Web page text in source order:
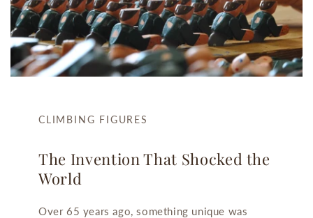
CLIMBING FIGURES
The Invention That Shocked the
World
Over 65 years ago, something unique was